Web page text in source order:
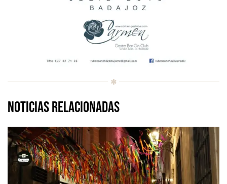
Noticias relacionadas